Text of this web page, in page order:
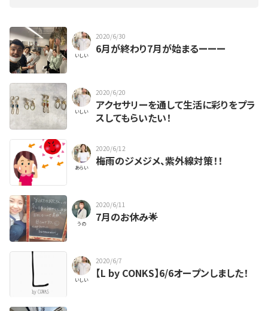
2020/6/30
6月が終わり7月が始まるーーー
いしい
2020/6/20
アクセサリーを通して生活に彩りをプラ
スしてもらいたい！
いしい
2020/6/12
梅雨のジメジメ、紫外線対策！！
あらい
2020/6/11
7月のお休み🌟
うの
2020/6/7
【L by CONKS】6/6オープンしました！
いしい